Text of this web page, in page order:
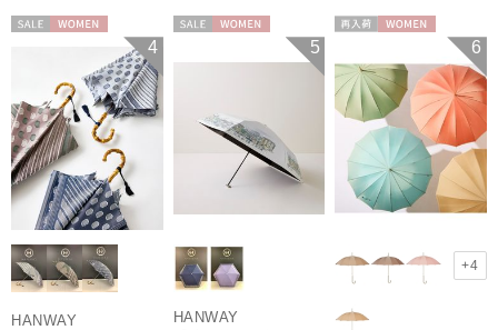
4
HANWAY
5
HANWAY
6
+4